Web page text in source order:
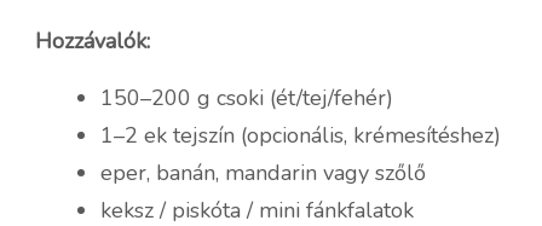
Hozzávalók:
150–200 g csoki (ét/tej/fehér)
1–2 ek tejszín (opcionális, krémesítéshez)
eper, banán, mandarin vagy szőlő
keksz / piskóta / mini fánkfalatok